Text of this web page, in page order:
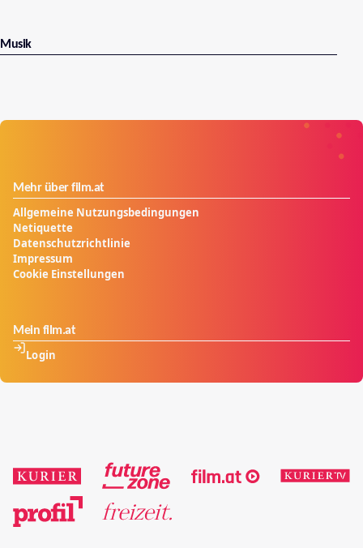
Musik
Mehr über film.at
Allgemeine Nutzungsbedingungen
Netiquette
Datenschutzrichtlinie
Impressum
Cookie Einstellungen
Mein film.at
Login